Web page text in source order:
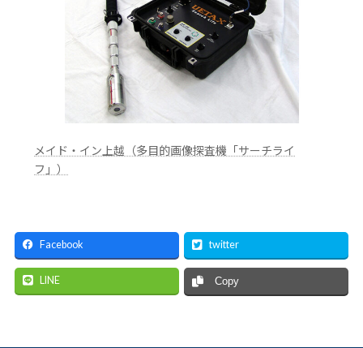
メイド・イン上越（多目的画像探査機「サーチライ
フ」）
Facebook twitter
LINE Copy